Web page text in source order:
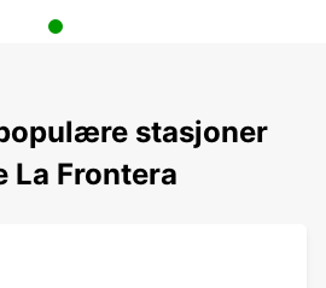
stasjoner
La Frontera